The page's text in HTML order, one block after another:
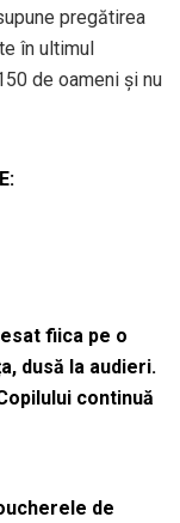
pregătirea
în ultimul
de oameni și nu
fiica pe o
dusă la audieri.
continuă
de